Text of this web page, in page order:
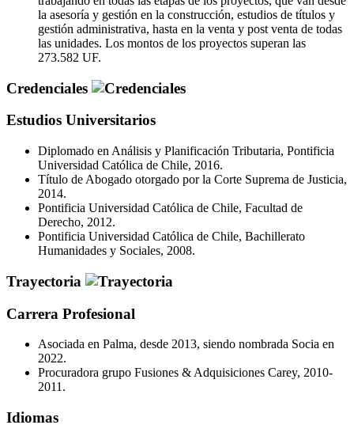
la asesoría y gestión en la construcción, estudios de títulos y
gestión administrativa, hasta en la venta y post venta de todas
las unidades. Los montos de los proyectos superan las
273.582 UF.
Credenciales
Estudios Universitarios
Diplomado en Análisis y Planificación Tributaria, Pontificia
Universidad Católica de Chile, 2016.
Título de Abogado otorgado por la Corte Suprema de Justicia,
2014.
Pontificia Universidad Católica de Chile, Facultad de
Derecho, 2012.
Pontificia Universidad Católica de Chile, Bachillerato
Humanidades y Sociales, 2008.
Trayectoria
Carrera Profesional
Asociada en Palma, desde 2013, siendo nombrada Socia en
2022.
Procuradora grupo Fusiones & Adquisiciones Carey, 2010-
2011.
Idiomas